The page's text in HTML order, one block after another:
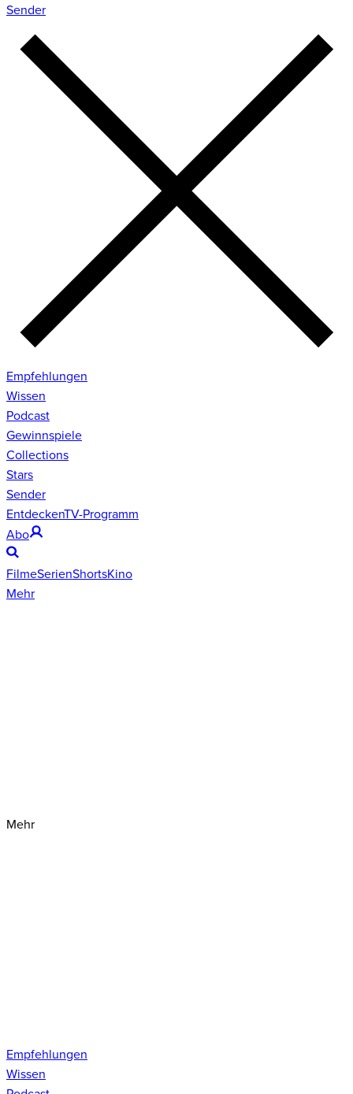
Sender
Empfehlungen
Wissen
Podcast
Gewinnspiele
Collections
Stars
Sender
EntdeckenTV-Programm
Abo
FilmeSerienShortsKino
Mehr
Mehr
Empfehlungen
Wissen